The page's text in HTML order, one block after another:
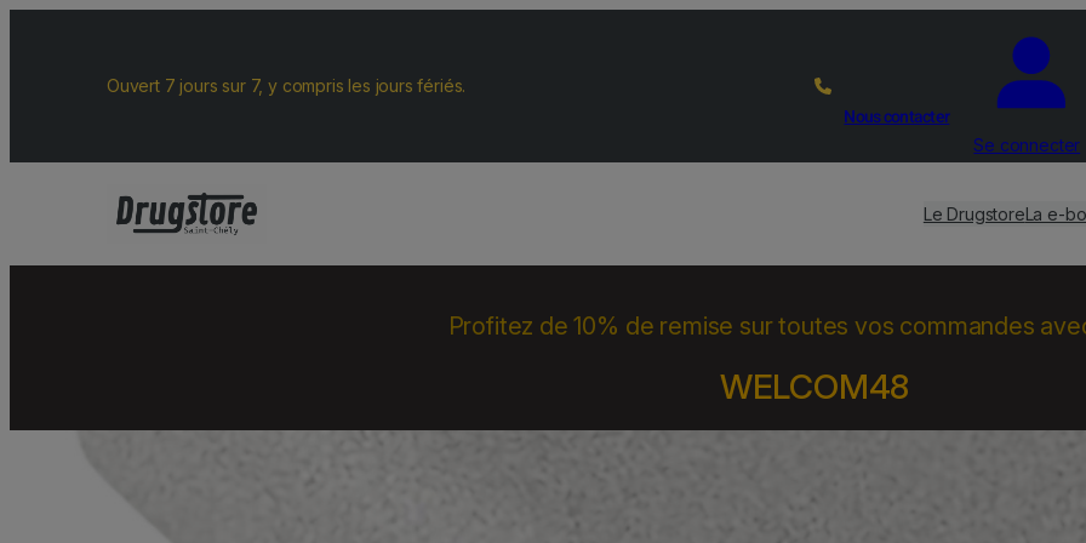
Ouvert 7 jours sur 7, y compris les jours fériés.
Nous contacter
Se connecter
Le DrugstoreLa e-
Profitez de 10% de remise sur toutes vos commandes
WELCOM48